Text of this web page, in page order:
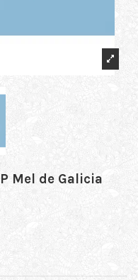
Mel de Galicia